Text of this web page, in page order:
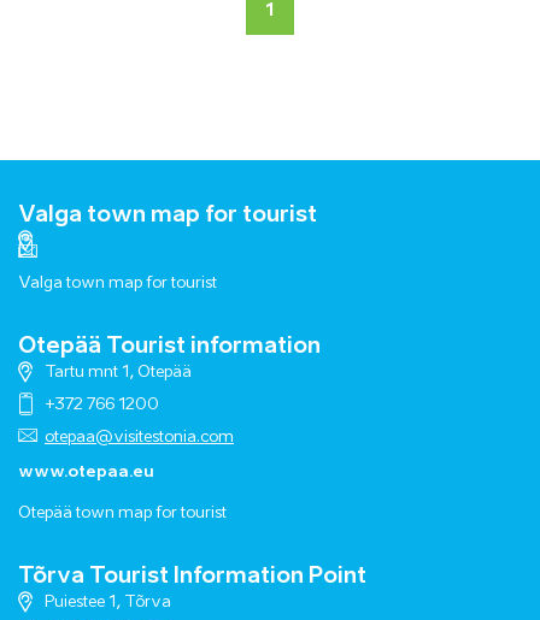
1
Valga town map for tourist
Valga town map for tourist
Otepää Tourist information
Tartu mnt 1, Otepää
+372 766 1200
otepaa@visitestonia.com
www.otepaa.eu
Otepää town map for tourist
Tõrva Tourist Information Point
Puiestee 1, Tõrva